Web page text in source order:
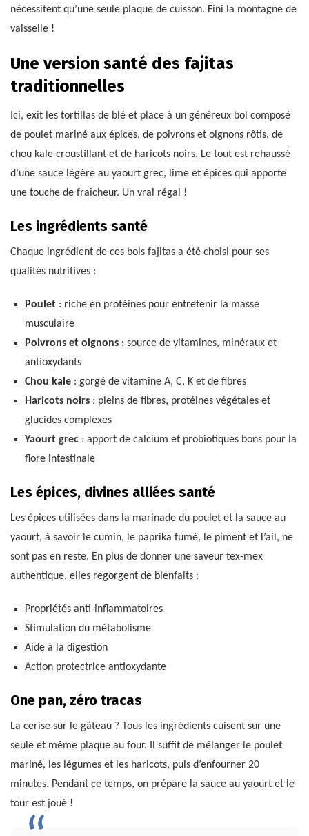
nécessitent qu’une seule plaque de cuisson. Fini la montagne de
vaisselle !
Une version santé des fajitas
traditionnelles
Ici, exit les tortillas de blé et place à un généreux bol composé
de poulet mariné aux épices, de poivrons et oignons rôtis, de
chou kale croustillant et de haricots noirs. Le tout est rehaussé
d’une sauce légère au yaourt grec, lime et épices qui apporte
une touche de fraîcheur. Un vrai régal !
Les ingrédients santé
Chaque ingrédient de ces bols fajitas a été choisi pour ses
qualités nutritives :
Poulet: riche en protéines pour entretenir la masse
musculaire
Poivrons et oignons: source de vitamines, minéraux et
antioxydants
Chou kale: gorgé de vitamine A, C, K et de fibres
Haricots noirs: pleins de fibres, protéines végétales et
glucides complexes
Yaourt grec: apport de calcium et probiotiques bons pour la
flore intestinale
Les épices, divines alliées santé
Les épices utilisées dans la marinade du poulet et la sauce au
yaourt, à savoir le cumin, le paprika fumé, le piment et l’ail, ne
sont pas en reste. En plus de donner une saveur tex-mex
authentique, elles regorgent de bienfaits :
Propriétés anti-inflammatoires
Stimulation du métabolisme
Aide à la digestion
Action protectrice antioxydante
One pan, zéro tracas
La cerise sur le gâteau ? Tous les ingrédients cuisent sur une
seule et même plaque au four. Il suffit de mélanger le poulet
mariné, les légumes et les haricots, puis d’enfourner 20
minutes. Pendant ce temps, on prépare la sauce au yaourt et le
tour est joué !